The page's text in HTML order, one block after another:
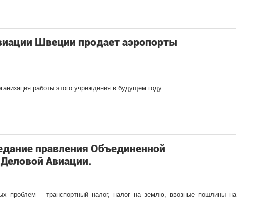
Швеции продает аэропорты
работы этого учреждения в будущем году.
правления Объединенной
Авиации.
проблем – транспортный налог, налог на землю, ввозные пошлины на